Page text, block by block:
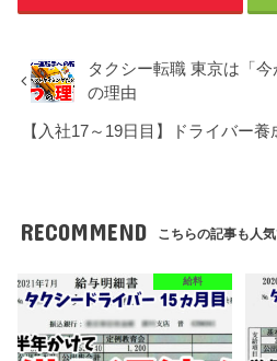
タクシー転職 東京は「
の理由
【入社17～19日目】ドライバー
RECOMMEND こちらの記事も人気
給料